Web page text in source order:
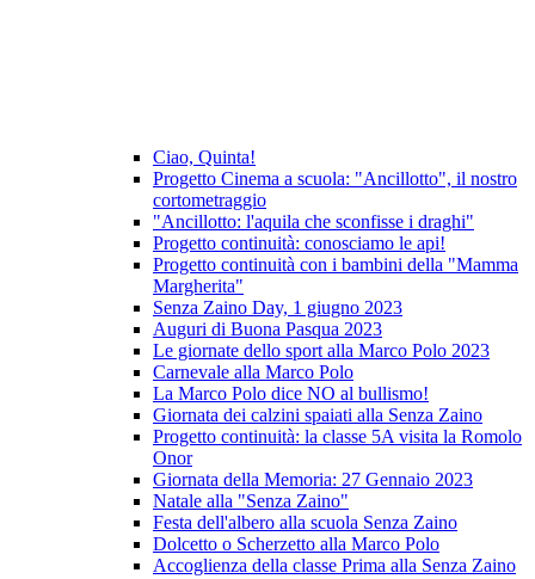
Ciao, Quinta!
Progetto Cinema a scuola: "Ancillotto", il nostro
cortometraggio
"Ancillotto: l'aquila che sconfisse i draghi"
Progetto continuità: conosciamo le api!
Progetto continuità con i bambini della "Mamma
Margherita"
Senza Zaino Day, 1 giugno 2023
Auguri di Buona Pasqua 2023
Le giornate dello sport alla Marco Polo 2023
Carnevale alla Marco Polo
La Marco Polo dice NO al bullismo!
Giornata dei calzini spaiati alla Senza Zaino
Progetto continuità: la classe 5A visita la Romolo
Onor
Giornata della Memoria: 27 Gennaio 2023
Natale alla "Senza Zaino"
Festa dell'albero alla scuola Senza Zaino
Dolcetto o Scherzetto alla Marco Polo
Accoglienza della classe Prima alla Senza Zaino